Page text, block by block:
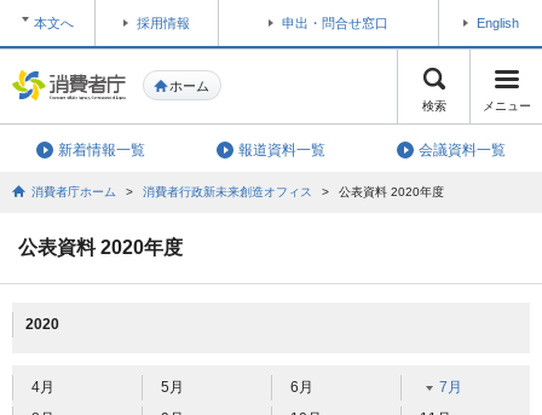
ホーム
本文へ 採用情報 申出・問合せ窓口 English
メニュー
検索
新着情報一覧 報道資料一覧 会議資料一覧
消費者庁ホーム > 消費者行政新未来創造オフィス > 公表資料 2020年度
公表資料 2020年度
2020
4月 5月 6月
7月